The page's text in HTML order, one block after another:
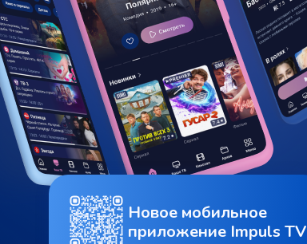
Новое мобильное
приложение Impuls TV